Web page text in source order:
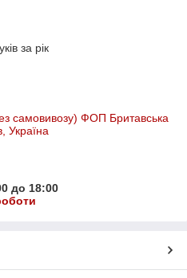
за рік
самовивозу) ФОП Бритавська
Україна
до 18:00